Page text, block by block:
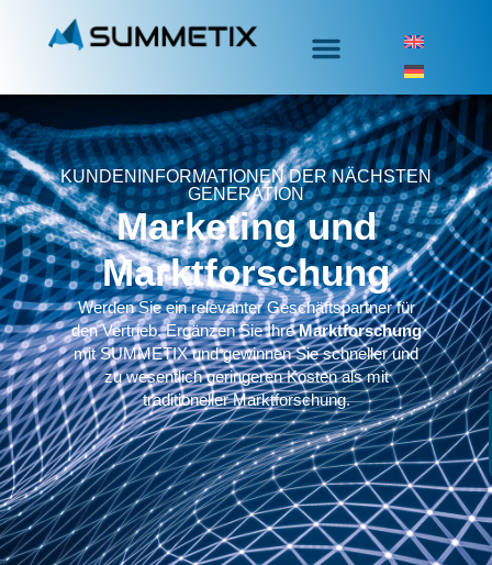
KUNDENINFORMATIONEN DER NÄCHSTEN
GENERATION
Marketing und
Marktforschung
Werden Sie ein relevanter Geschäftspartner für
den Vertrieb.Ergänzen Sie IhreMarktforschung
mitSUMMETIXund gewinnen Sie schneller und
zu wesentlich geringeren Kosten als mit
traditioneller Marktforschung.